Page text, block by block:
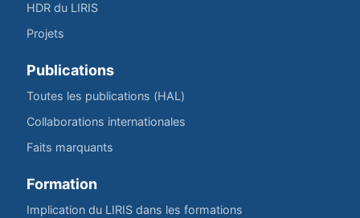
HDR du LIRIS
Projets
Publications
Toutes les publications (HAL)
Collaborations internationales
Faits marquants
Formation
Implication du LIRIS dans les formations